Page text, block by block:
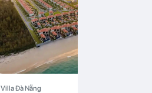
Villa Đà Nẵng